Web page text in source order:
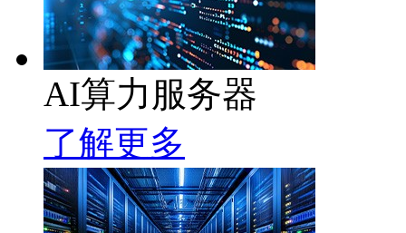
AI算力服务器
了解更多